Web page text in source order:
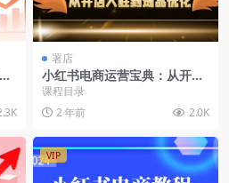
署店
小红书电商运营宝典：从开店
入驻到选品优化，一站式解决
课程目录
2 年前
2.0K
VIP